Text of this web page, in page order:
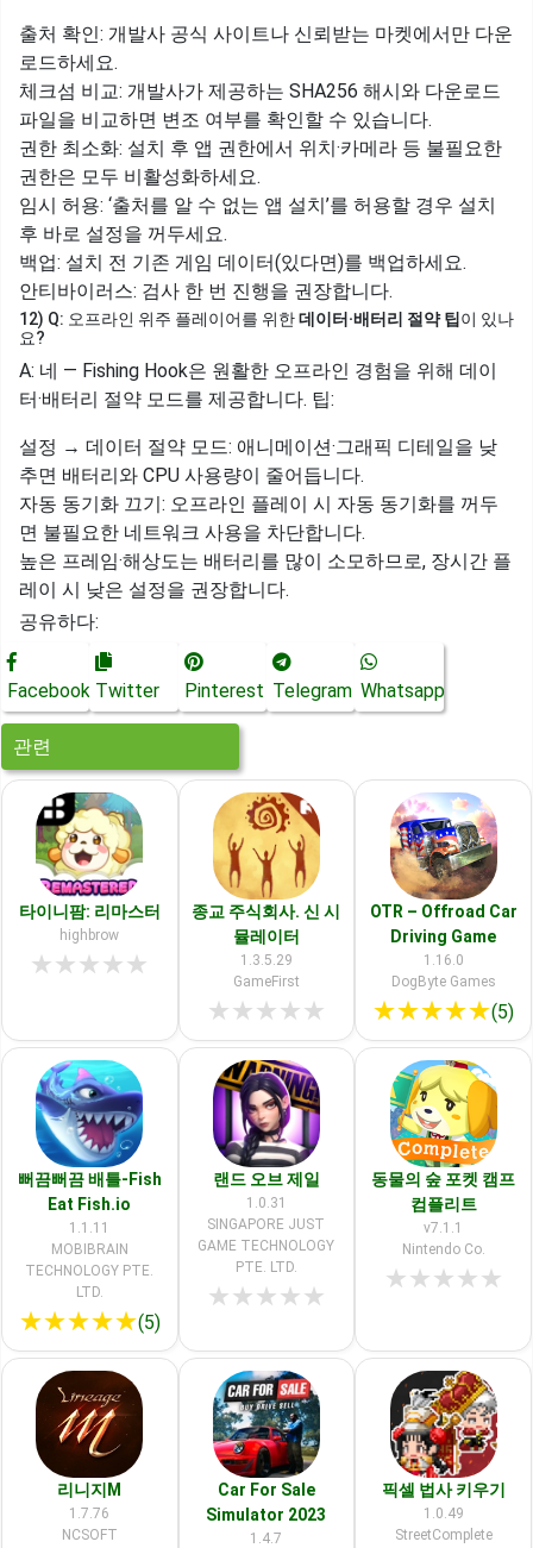
출처 확인: 개발사 공식 사이트나 신뢰받는 마켓에서만 다운
로드하세요.
체크섬 비교: 개발사가 제공하는 SHA256 해시와 다운로드
파일을 비교하면 변조 여부를 확인할 수 있습니다.
권한 최소화: 설치 후 앱 권한에서 위치·카메라 등 불필요한
권한은 모두 비활성화하세요.
임시 허용: ‘출처를 알 수 없는 앱 설치’를 허용할 경우 설치
후 바로 설정을 꺼두세요.
백업: 설치 전 기존 게임 데이터(있다면)를 백업하세요.
안티바이러스: 검사 한 번 진행을 권장합니다.
12) Q: 오프라인 위주 플레이어를 위한데이터·배터리 절약 팁이 있나
요?
A: 네 — Fishing Hook은 원활한 오프라인 경험을 위해 데이
터·배터리 절약 모드를 제공합니다. 팁:
설정 → 데이터 절약 모드: 애니메이션·그래픽 디테일을 낮
추면 배터리와 CPU 사용량이 줄어듭니다.
자동 동기화 끄기: 오프라인 플레이 시 자동 동기화를 꺼두
면 불필요한 네트워크 사용을 차단합니다.
높은 프레임·해상도는 배터리를 많이 소모하므로, 장시간 플
레이 시 낮은 설정을 권장합니다.
공유하다:
Facebook Twitter Pinterest Telegram Whatsapp
관련
타이니팜: 리마스터
highbrow
★★★★★
종교 주식회사. 신 시
뮬레이터
1.3.5.29
GameFirst
★★★★★
OTR – Offroad Car
Driving Game
1.16.0
DogByte Games
★★★★★(5)
뻐끔뻐끔 배틀-Fish
Eat Fish.io
1.1.11
MOBIBRAIN
TECHNOLOGY PTE.
LTD.
★★★★★(5)
랜드 오브 제일
1.0.31
SINGAPORE JUST
GAME TECHNOLOGY
PTE. LTD.
★★★★★
동물의 숲 포켓 캠프
컴플리트
v7.1.1
Nintendo Co.
★★★★★
리니지M
1.7.76
NCSOFT
Car For Sale
Simulator 2023
1.4.7
픽셀 법사 키우기
1.0.49
StreetComplete